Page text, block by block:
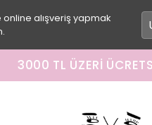
alışveriş yapmak
3000 TL ÜZERI